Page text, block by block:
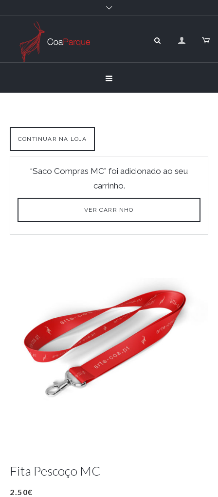
CONTINUAR NA LOJA
“Saco Compras MC” foi adicionado ao seu
carrinho.
VER CARRINHO
Fita Pescoço MC
2.50€